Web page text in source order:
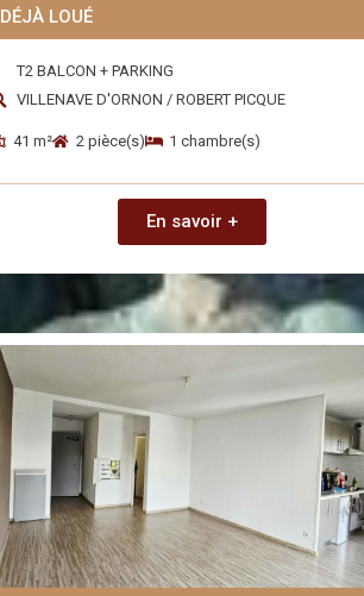
DÉJÀ LOUÉ
T2 BALCON + PARKING
VILLENAVE D'ORNON / ROBERT PICQUE
41 m² 2 pièce(s) 1 chambre(s)
En savoir +